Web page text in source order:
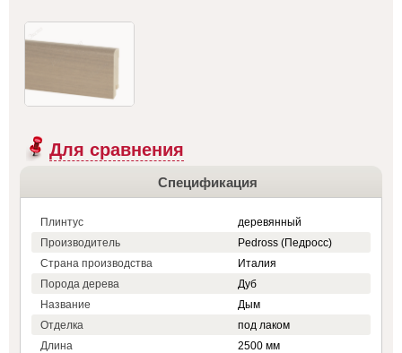
Для сравнения
Спецификация
Плинтус
деревянный
Производитель
Pedross (Педросс)
Страна производства
Италия
Порода дерева
Дуб
Название
Дым
Отделка
под лаком
Длина
2500 мм